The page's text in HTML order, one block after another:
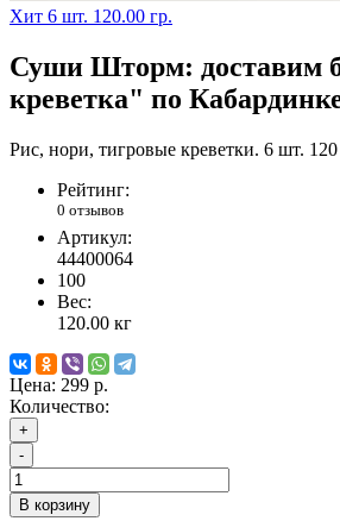
Хит 6 шт. 120.00 гр.
Суши Шторм: доставим
креветка" по
Рис, нори, тигровые креветки. 6 шт. 120
Рейтинг:
0 отзывов
Артикул:
44400064
100
Вес:
120.00 кг
Цена: 299 р.
Количество:
+
-
В корзину